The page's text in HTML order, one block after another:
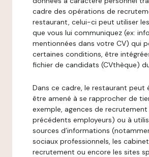
cadre des opérations de
restaurant, celui-ci peut utiliser
que vous lui communiquez (ex:
mentionnées dans votre CV) qui
certaines conditions, être
fichier de candidats (CVthèque)
Dans ce cadre, le restaurant peut
être amené à se rapprocher de
exemple, agences de recrutement
précédents employeurs) ou à
sources d’informations
sociaux professionnels, les
recrutement ou encore les sites